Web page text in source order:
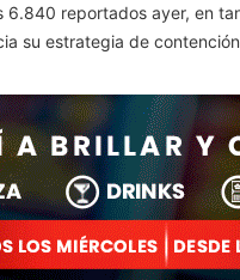
reportados ayer, en
su estrategia de